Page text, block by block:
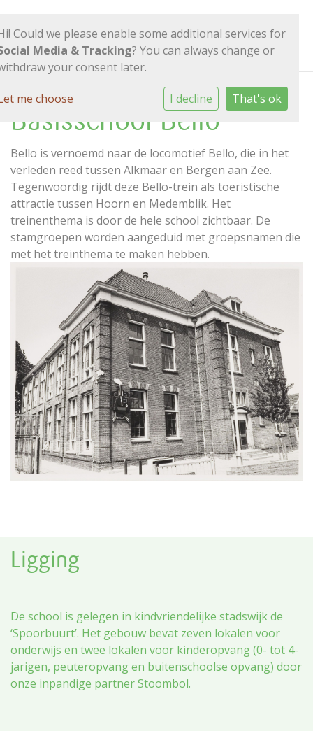
Basisschool Bello
Bello is vernoemd naar de locomotief Bello, die in het
verleden reed tussen Alkmaar en Bergen aan Zee.
Tegenwoordig rijdt deze Bello-trein als toeristische
attractie tussen Hoorn en Medemblik. Het
treinenthema is door de hele school zichtbaar. De
stamgroepen worden aangeduid met groepsnamen die
met het treinthema te maken hebben.
Ligging
De school is gelegen in kindvriendelijke stadswijk de
‘Spoorbuurt’. Het gebouw bevat zeven lokalen voor
onderwijs en twee lokalen voor kinderopvang (0- tot 4-
jarigen, peuteropvang en buitenschoolse opvang) door
onze inpandige partner Stoombol.
Could we please enable some additional services for
Media & Tracking? You can always change or
your consent later.
me choose I decline That's ok